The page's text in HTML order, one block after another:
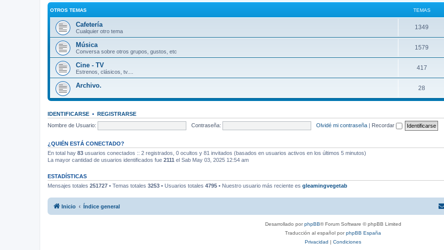
OTROS TEMAS TEMAS
Cafetería
Cualquier otro tema
1349
Música
Conversa sobre otros grupos, gustos, etc
1579
Cine - TV
Estrenos, clásicos, tv....
417
Archivo. 28
IDENTIFICARSE • REGISTRARSE
Nombre de Usuario:
Contraseña: Olvidé mi contraseña | Recordar
¿QUIÉN ESTÁ CONECTADO?
En total hay 83 usuarios conectados :: 2 registrados, 0 ocultos y 81 invitados (basados en usuarios activos en los últimos 5 minutos)
La mayor cantidad de usuarios identificados fue 2111 el Sab May 03, 2025 12:54 am
ESTADÍSTICAS
Mensajes totales 251727 • Temas totales 3253 • Usuarios totales 4795 • Nuestro usuario más reciente es gleamingvegetab
Inicio Índice general
Desarrollado porphpBB® Forum Software © phpBB Limited
Traducción al español porphpBB España
Privacidad | Condiciones